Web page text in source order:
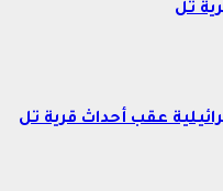
تل
عقب أحداث قرية تل